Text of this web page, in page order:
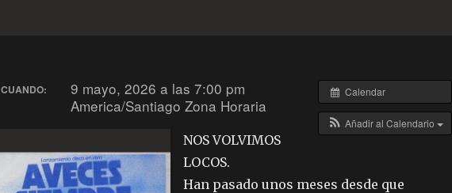
Calendar
Añadir al Calendario
CUANDO:
9 mayo, 2026 a las 7:00 pm
America/Santiago Zona Horaria
NOS VOLVIMOS
LOCOS.
Han pasado unos meses desde que